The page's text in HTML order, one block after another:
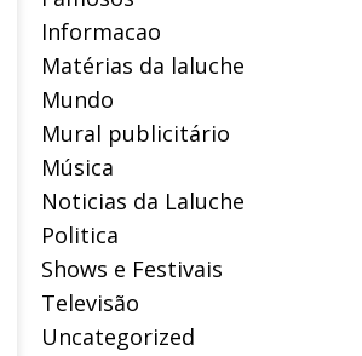
Informacao
Matérias da laluche
Mundo
Mural publicitário
Música
Noticias da Laluche
Politica
Shows e Festivais
Televisão
Uncategorized